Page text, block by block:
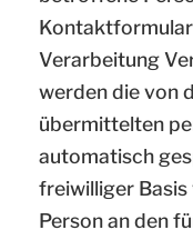
Verarbeitung
werden die von
übermittelten
automatisch
freiwilliger
Person an den